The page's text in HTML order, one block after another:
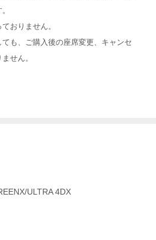
おりません。
も、ご購入後の座席変更、キャンセ
せん。
ULTRA 4DX